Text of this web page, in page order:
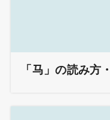
「马」の読み方